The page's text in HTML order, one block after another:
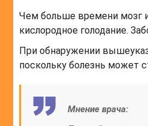
Чем больше времени мозг
кислородное голодание.
При обнаружении
поскольку болезнь может
Мнение врача: